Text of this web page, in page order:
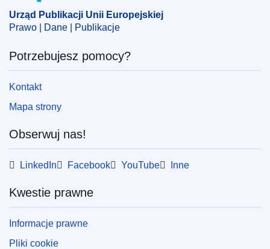
EDITION : 61c55404-22cf-11ed-8fa0-01aa75ed71a1
EDITION : 0e6503d8-3063-11ed-975d-01aa75ed71a1
EDITION : d8a71692-3ea8-11ed-92ed-01aa75ed71a1
EDITION : ec67eb08-5ba8-11ed-92ed-01aa75ed71a1
EDITION : 634fc9e8-6bfb-11ed-9887-01aa75ed71a1
EDITION : 081405c0-b780-11ed-8912-01aa75ed71a1
Urząd Publikacji Unii Europejskiej
Prawo | Dane | Publikacje
Potrzebujesz pomocy?
Kontakt
Mapa strony
Obserwuj nas!
LinkedIn Facebook YouTube Inne
Kwestie prawne
Informacje prawne
Pliki cookie